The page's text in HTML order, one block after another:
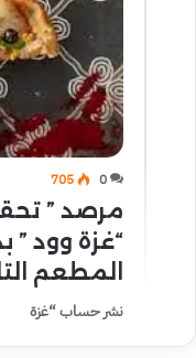
0
705
مرصد ”
“غزة وود ”
المطعم
نشر حساب “غزة